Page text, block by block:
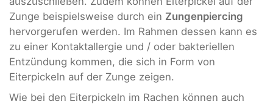
Zunge beispielsweise durch ein Zungenpiercing
hervorgerufen werden. Im Rahmen dessen kann es
zu einer Kontaktallergie und / oder bakteriellen
Entzündung kommen, die sich in Form von
Eiterpickeln auf der Zunge zeigen.
Wie bei den Eiterpickeln im Rachen können auch